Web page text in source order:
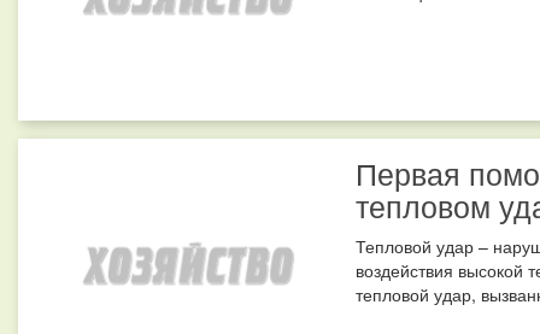
Первая
тепловом
Тепловой удар –
воздействия
тепловой удар,